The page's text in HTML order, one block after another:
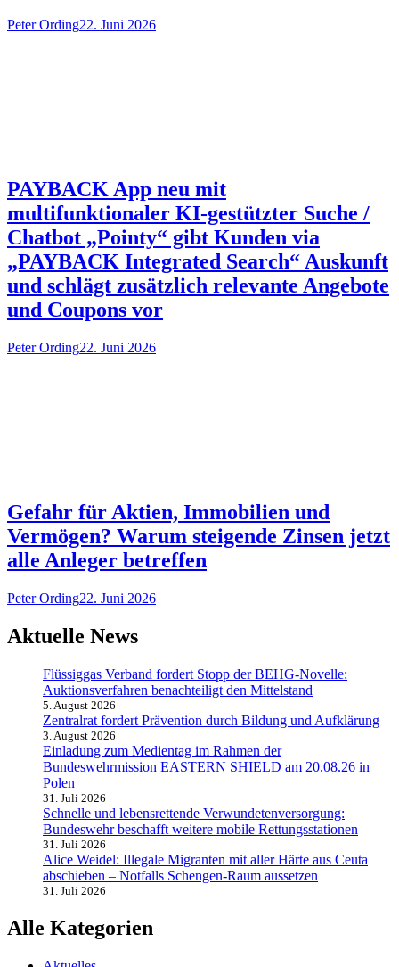
Peter Ording22. Juni 2026
PAYBACK App neu mit
multifunktionaler KI-gestützter Suche /
Chatbot „Pointy“ gibt Kunden via
„PAYBACK Integrated Search“ Auskunft
und schlägt zusätzlich relevante Angebote
und Coupons vor
Peter Ording22. Juni 2026
Gefahr für Aktien, Immobilien und
Vermögen? Warum steigende Zinsen jetzt
alle Anleger betreffen
Peter Ording22. Juni 2026
Aktuelle News
Flüssiggas Verband fordert Stopp der BEHG-Novelle:
Auktionsverfahren benachteiligt den Mittelstand
5. August 2026
Zentralrat fordert Prävention durch Bildung und Aufklärung
3. August 2026
Einladung zum Medientag im Rahmen der
Bundeswehrmission EASTERN SHIELD am 20.08.26 in
Polen
31. Juli 2026
Schnelle und lebensrettende Verwundetenversorgung:
Bundeswehr beschafft weitere mobile Rettungsstationen
31. Juli 2026
Alice Weidel: Illegale Migranten mit aller Härte aus Ceuta
abschieben – Notfalls Schengen-Raum aussetzen
31. Juli 2026
Alle Kategorien